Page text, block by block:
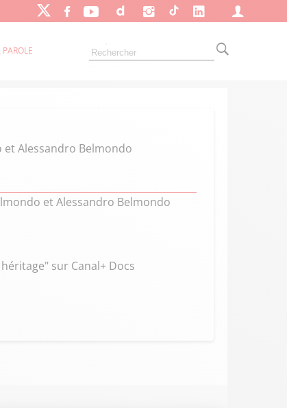
PAROLE
et Alessandro Belmondo
et Alessandro Belmondo
sur Canal+ Docs